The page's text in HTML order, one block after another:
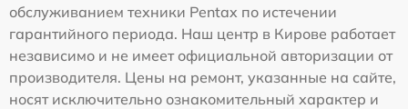
обслуживанием техники Pentax по истечении
гарантийного периода. Наш центр в Кирове работает
независимо и не имеет официальной авторизации от
производителя. Цены на ремонт, указанные на сайте,
носят исключительно ознакомительный характер и